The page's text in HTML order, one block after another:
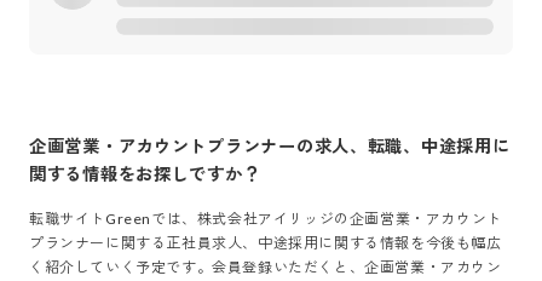
企画営業・アカウントプランナーの求人、転職、中途採用に
関する情報をお探しですか？
転職サイトGreenでは、 株式会社アイリッジの 企画営業・アカウント
プランナー に関する正社員求人、中途採用に関する情報を今後も幅広
く紹介していく予定です。会員登録いただくと、企画営業・アカウン